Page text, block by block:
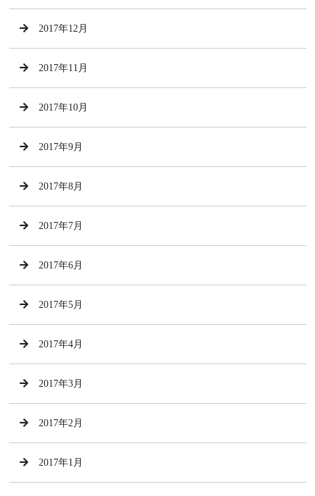
2017年12月
2017年11月
2017年10月
2017年9月
2017年8月
2017年7月
2017年6月
2017年5月
2017年4月
2017年3月
2017年2月
2017年1月